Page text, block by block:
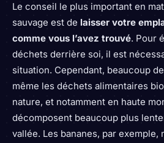
Le conseil le plus important en
sauvage est de laisser votre
comme vous l’avez trouvé. Pour
déchets derrière soi, il est
situation. Cependant, beaucoup
même les déchets alimentaires
nature, et notamment en haute
décomposent beaucoup plus
vallée. Les bananes, par exemple,